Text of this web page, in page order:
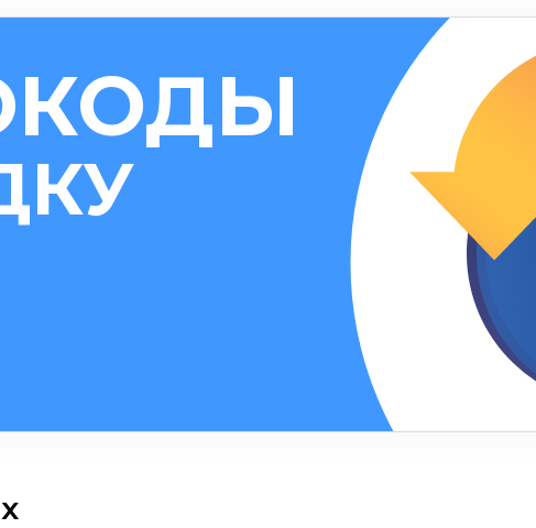
ОСТАВИТЬ КОММЕНТАРИЙ
(САЕ, IELTS и т.д.)
материала * Программа обучения *